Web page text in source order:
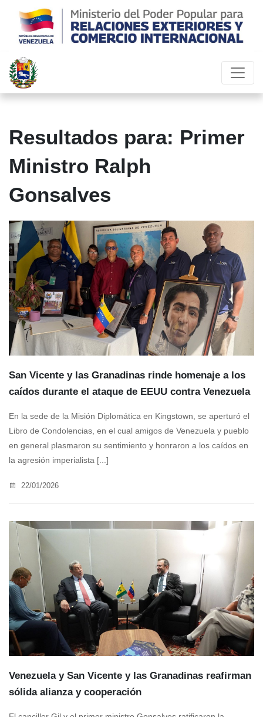
Resultados para: Primer
Ministro Ralph
Gonsalves
San Vicente y las Granadinas rinde homenaje a los
caídos durante el ataque de EEUU contra Venezuela
En la sede de la Misión Diplomática en Kingstown, se aperturó el
Libro de Condolencias, en el cual amigos de Venezuela y pueblo
en general plasmaron su sentimiento y honraron a los caídos en
la agresión imperialista [...]
22/01/2026
Venezuela y San Vicente y las Granadinas reafirman
sólida alianza y cooperación